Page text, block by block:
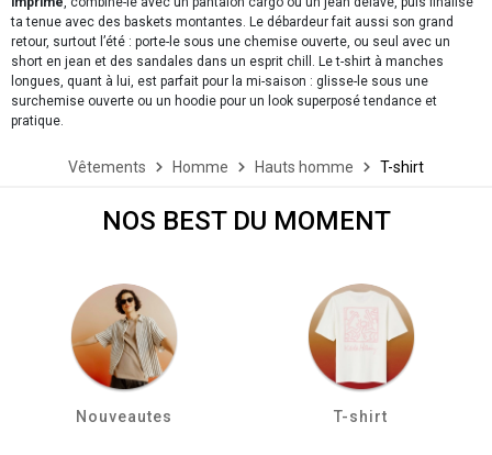
ta tenue avec des baskets montantes. Le débardeur fait aussi son grand
retour, surtout l’été : porte-le sous une chemise ouverte, ou seul avec un
short en jean et des sandales dans un esprit chill. Le t-shirt à manches
longues, quant à lui, est parfait pour la mi-saison : glisse-le sous une
surchemise ouverte ou un hoodie pour un look superposé tendance et
pratique.
Vêtements Homme Hauts homme T-shirt
NOS BEST DU MOMENT
Nouveautes T-shirt